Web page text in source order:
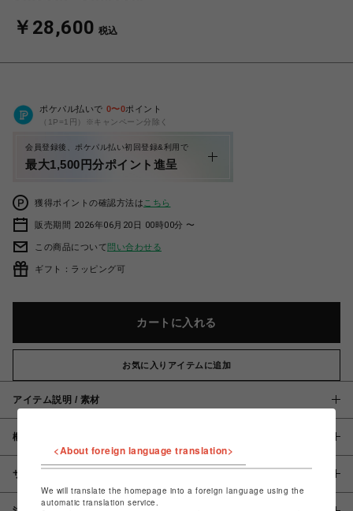
￥28,600 税込
ポケパル払いで 0〜0ポイント
（1P=1円）※キャンペーン分除く
会員登録後、ポケパル払い初回登録&利用で
最大1,500円分ポイント進呈
獲得ポイントの確認方法は こちら
販売期間 2026年06月20日 00時00分 〜
この商品について問い合わせる
ギフト：ラッピング可
カートに入れる
お気に入りアイテムに追加
アイテム説明 / 素材
概要
サイズ
<About foreign language translation>
We will translate the homepage into a foreign language using the
automatic translation service.